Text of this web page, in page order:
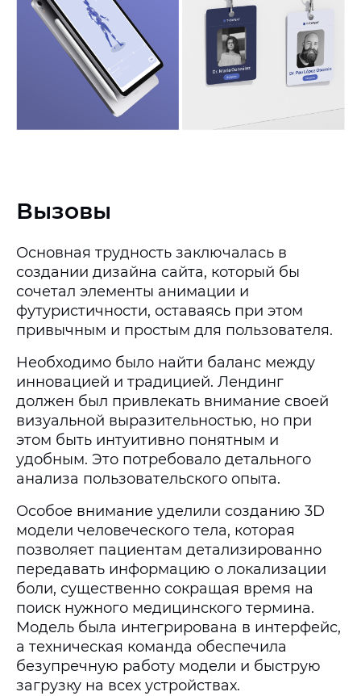
Вызовы
Основная трудность заключалась в
создании дизайна сайта, который бы
сочетал элементы анимации и
футуристичности, оставаясь при этом
привычным и простым для пользователя.
Необходимо было найти баланс между
инновацией и традицией. Лендинг
должен был привлекать внимание своей
визуальной выразительностью, но при
этом быть интуитивно понятным и
удобным. Это потребовало детального
анализа пользовательского опыта.
Особое внимание уделили созданию 3D
модели человеческого тела, которая
позволяет пациентам детализированно
передавать информацию о локализации
боли, существенно сокращая время на
поиск нужного медицинского термина.
Модель была интегрирована в интерфейс,
а техническая команда обеспечила
безупречную работу модели и быструю
загрузку на всех устройствах.